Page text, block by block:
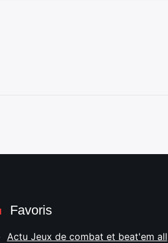
Favoris
Actu Jeux de combat et beat'em all